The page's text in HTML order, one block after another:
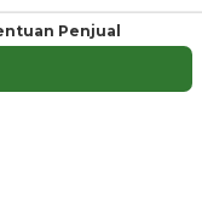
Penjual